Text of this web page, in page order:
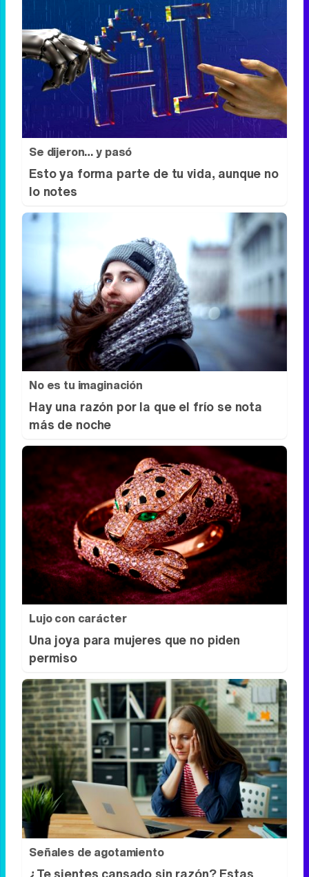
Tu memoria y la música
Esa canción antigua que no olvidas tiene
una explicación
Se dijeron… y pasó
Esto ya forma parte de tu vida, aunque no
lo notes
No es tu imaginación
Hay una razón por la que el frío se nota
más de noche
Lujo con carácter
Una joya para mujeres que no piden
permiso